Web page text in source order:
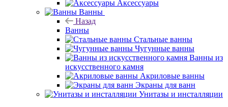
Аксессуары
Ванны
Назад
Ванны
Стальные ванны
Чугунные ванны
Ванны из
искусственного камня
Акриловые ванны
Экраны для ванн
Унитазы и инсталляции